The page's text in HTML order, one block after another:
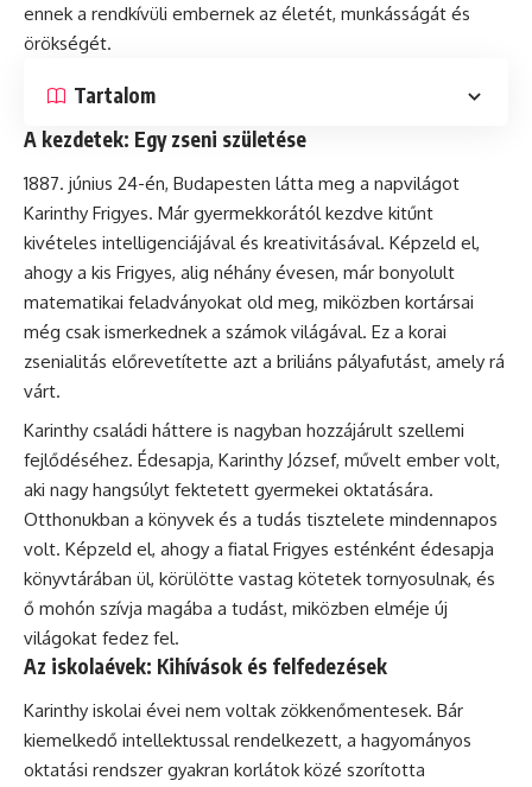
ennek a rendkívüli embernek az életét, munkásságát és
örökségét.
Tartalom
A kezdetek: Egy zseni születése
június 24-én, Budapesten látta meg a napvilágot
Karinthy Frigyes. Már gyermekkorától kezdve kitűnt
kivételes intelligenciájával és kreativitásával. Képzeld el,
ahogy a kis Frigyes, alig néhány évesen, már bonyolult
matematikai feladványokat old meg, miközben kortársai
még csak ismerkednek a számok világával. Ez a korai
zsenialitás előrevetítette azt a briliáns pályafutást, amely rá
várt.
Karinthy családi háttere is nagyban hozzájárult szellemi
fejlődéséhez. Édesapja, Karinthy József, művelt ember volt,
aki nagy hangsúlyt fektetett gyermekei oktatására.
Otthonukban a könyvek és a tudás tisztelete mindennapos
volt. Képzeld el, ahogy a fiatal Frigyes esténként édesapja
könyvtárában ül, körülötte vastag kötetek tornyosulnak, és
ő mohón szívja magába a tudást, miközben elméje új
világokat fedez fel.
Az iskolaévek: Kihívások és felfedezések
Karinthy iskolai évei nem voltak zökkenőmentesek. Bár
kiemelkedő intellektussal rendelkezett, a hagyományos
oktatási rendszer gyakran korlátok közé szorította